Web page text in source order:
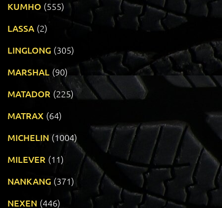
KUMHO (555)
LASSA (2)
LINGLONG (305)
MARSHAL (90)
MATADOR (225)
MATRAX (64)
MICHELIN (1004)
MILEVER (11)
NANKANG (371)
NEXEN (446)